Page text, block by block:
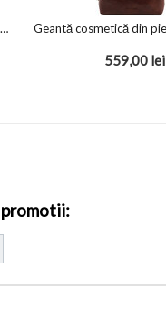
Curea de damă din piele naturală Parma
559,00 lei